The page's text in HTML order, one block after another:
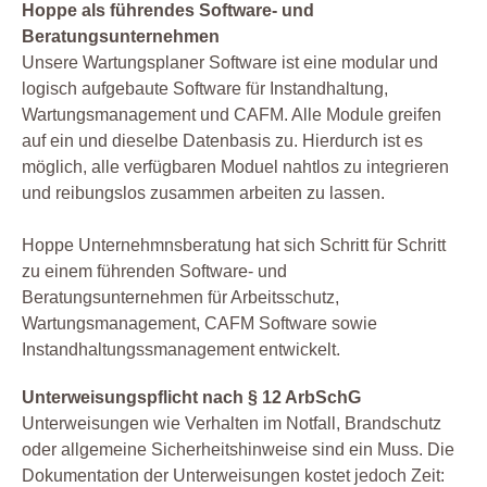
Hoppe als führendes Software- und
Beratungsunternehmen
Unsere Wartungsplaner Software ist eine modular und
logisch aufgebaute Software für Instandhaltung,
Wartungsmanagement und CAFM. Alle Module greifen
auf ein und dieselbe Datenbasis zu. Hierdurch ist es
möglich, alle verfügbaren Moduel nahtlos zu integrieren
und reibungslos zusammen arbeiten zu lassen.
Hoppe Unternehmnsberatung hat sich Schritt für Schritt
zu einem führenden Software- und
Beratungsunternehmen für Arbeitsschutz,
Wartungsmanagement, CAFM Software sowie
Instandhaltungssmanagement entwickelt.
Unterweisungspflicht nach § 12 ArbSchG
Unterweisungen wie Verhalten im Notfall, Brandschutz
oder allgemeine Sicherheitshinweise sind ein Muss. Die
Dokumentation der Unterweisungen kostet jedoch Zeit: